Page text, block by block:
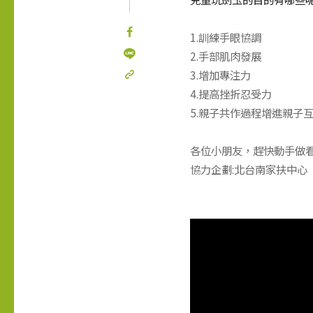
1.訓練手眼協調
2.手部肌肉發展
3.增加專注力
4.提高挫折忍受力
5.親子共作過程增進親子
各位小朋友，趕快動手做
協力企劃:北台南家扶中心